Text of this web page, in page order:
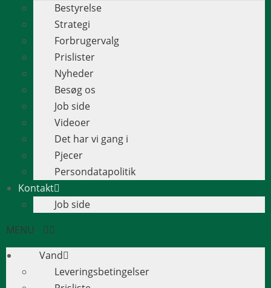
Bestyrelse
Strategi
Forbrugervalg
Prislister
Nyheder
Besøg os
Job side
Videoer
Det har vi gang i
Pjecer
Persondatapolitik
Kontakt
Job side
Vand
Leveringsbetingelser